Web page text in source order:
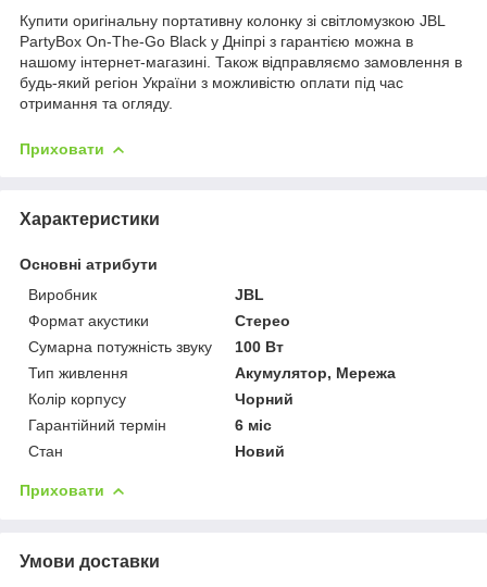
Купити оригінальну портативну колонку зі світломузкою JBL
PartyBox On-The-Go Black у Дніпрі з гарантією можна в
нашому інтернет-магазині. Також відправляємо замовлення в
будь-який регіон України з можливістю оплати під час
отримання та огляду.
Приховати
Характеристики
Основні атрибути
Виробник
JBL
Формат акустики
Стерео
Сумарна потужність звуку
100 Вт
Тип живлення
Акумулятор, Мережа
Колір корпусу
Чорний
Гарантійний термін
6 міс
Стан
Новий
Приховати
Умови доставки